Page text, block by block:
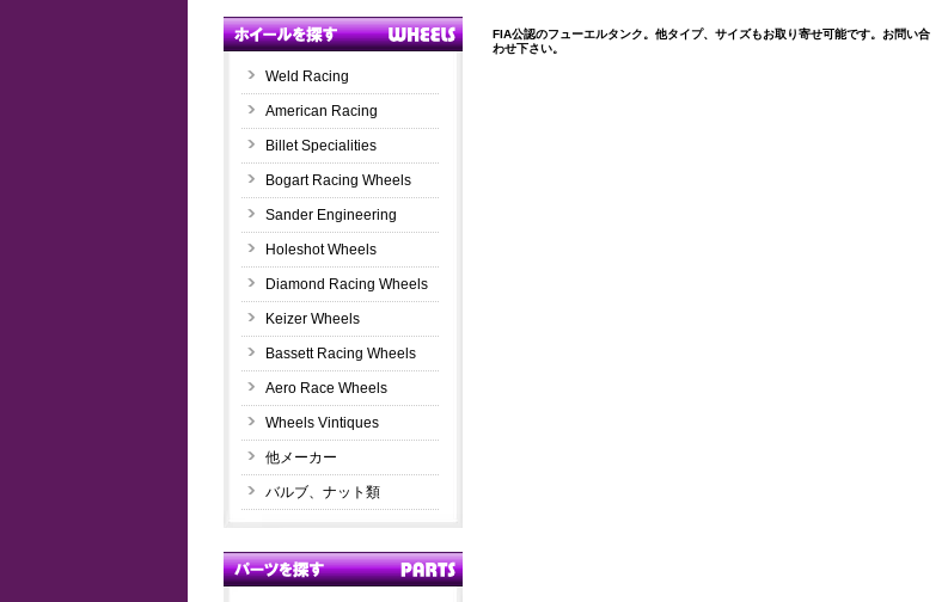
Weld Racing
American Racing
Billet Specialities
Bogart Racing Wheels
Sander Engineering
Holeshot Wheels
Diamond Racing Wheels
Keizer Wheels
Bassett Racing Wheels
Aero Race Wheels
Wheels Vintiques
他メーカー
バルブ、ナット類
FIA公認のフューエルタンク。他タイプ、サイズもお取り寄せ可能です。お問い合
わせ下さい。